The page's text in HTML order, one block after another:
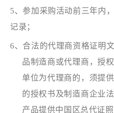
5、参加采购活动前三年内
记录；
6、合法的代理商资格证明
品制造商或代理商，授
单位为代理商的，须提
的授权书及制造商企业
产品提供中国区总代证